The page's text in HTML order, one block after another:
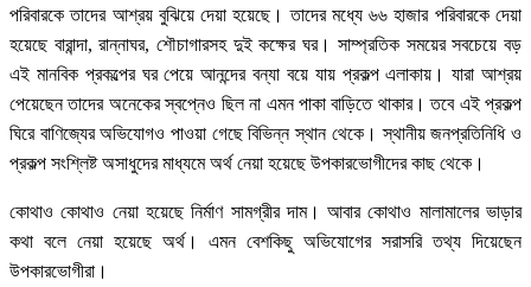
পরিবারকে তাদের আশ্রয় বুঝিয়ে দেয়া হয়েছে। তাদের মধ্যে ৬৬ হাজার পরিবারকে দেয়া
হয়েছে বারান্দা, রান্নাঘর, শৌচাগারসহ দুই কক্ষের ঘর। সাম্প্রতিক সময়ের সবচেয়ে বড়
এই মানবিক প্রকল্পের ঘর পেয়ে আনন্দের বন্যা বয়ে যায় প্রকল্প এলাকায়। যারা আশ্রয়
পেয়েছেন তাদের অনেকের স্বপ্নেও ছিল না এমন পাকা বাড়িতে থাকার। তবে এই প্রকল্প
ঘিরে বাণিজ্যের অভিযোগও পাওয়া গেছে বিভিন্ন স্থান থেকে। স্থানীয় জনপ্রতিনিধি ও
প্রকল্প সংশ্লিষ্ট অসাধুদের মাধ্যমে অর্থ নেয়া হয়েছে উপকারভোগীদের কাছ থেকে।
কোথাও কোথাও নেয়া হয়েছে নির্মাণ সামগ্রীর দাম। আবার কোথাও মালামালের ভাড়ার
কথা বলে নেয়া হয়েছে অর্থ। এমন বেশকিছু অভিযোগের সরাসরি তথ্য দিয়েছেন
উপকারভোগীরা।